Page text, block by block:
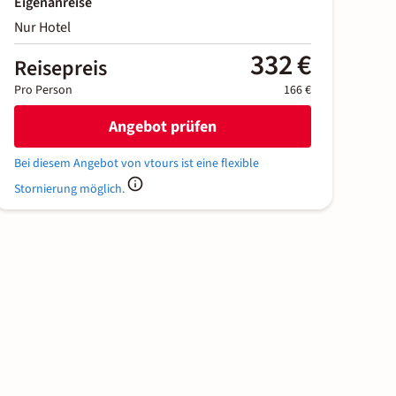
Nur Hotel
Reisepreis 332 €
Pro Person 166 €
Angebot prüfen
Bei diesem Angebot von vtours ist eine flexible
Stornierung möglich.